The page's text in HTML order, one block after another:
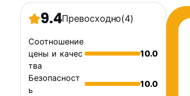
9.4Превосходно(4)
Соотношение
цены и качес
тва
10.0
Безопасност
ь
10.0